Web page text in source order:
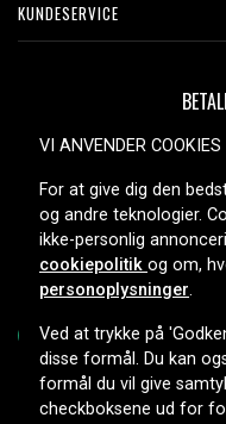
KUNDESERVICE
Copyright ©
VI ANVENDER COOKIES
For at give dig den
og andre teknologier.
ikke-personlig
cookiepolitik og om,
personoplysninger.
Ved at trykke på
disse formål. Du kan
formål du vil give
checkboksene ud for